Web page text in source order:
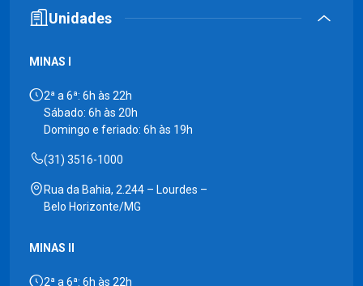
Unidades
MINAS I
2ª a 6ª: 6h às 22h
Sábado: 6h às 20h
Domingo e feriado: 6h às 19h
(31) 3516-1000
Rua da Bahia, 2.244 – Lourdes –
Belo Horizonte/MG
MINAS II
2ª a 6ª: 6h às 22h